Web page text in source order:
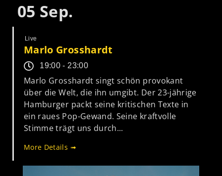
05 Sep.
Live
Marlo Grosshardt
19:00 - 23:00
Marlo Grosshardt singt schön provokant
über die Welt, die ihn umgibt. Der 23-jährige
Hamburger packt seine kritischen Texte in
ein raues Pop-Gewand. Seine kraftvolle
Stimme trägt uns durch...
More Details ➟